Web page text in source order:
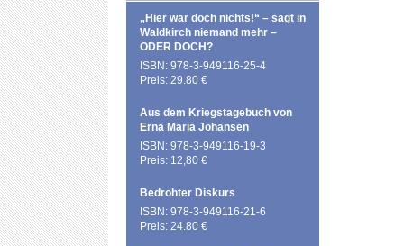
„Hier war doch nichts!“ – sagt in
Waldkirch niemand mehr –
ODER DOCH?
ISBN: 978-3-949116-25-4
Preis: 29.80 €
Aus dem Kriegstagebuch von
Erna Maria Johansen
ISBN: 978-3-949116-19-3
Preis: 12,80 €
Bedrohter Diskurs
ISBN: 978-3-949116-21-6
Preis: 24.80 €